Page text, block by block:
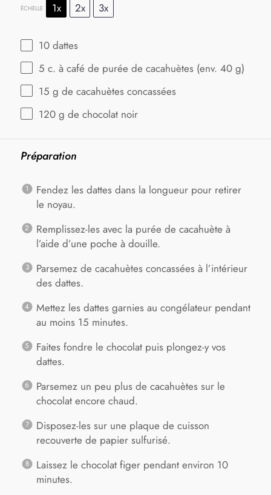
ÉCHELLE 1x 2x 3x
10 dattes
5 c. à café de purée de cacahuètes (env. 40 g)
15 g de cacahuètes concassées
120 g de chocolat noir
Préparation
Fendez les dattes dans la longueur pour retirer
le noyau.
Remplissez-les avec la purée de cacahuète à
l’aide d’une poche à douille.
Parsemez de cacahuètes concassées à l’intérieur
des dattes.
Mettez les dattes garnies au congélateur pendant
au moins 15 minutes.
Faites fondre le chocolat puis plongez-y vos
dattes.
Parsemez un peu plus de cacahuètes sur le
chocolat encore chaud.
Disposez-les sur une plaque de cuisson
recouverte de papier sulfurisé.
Laissez le chocolat figer pendant environ 10
minutes.